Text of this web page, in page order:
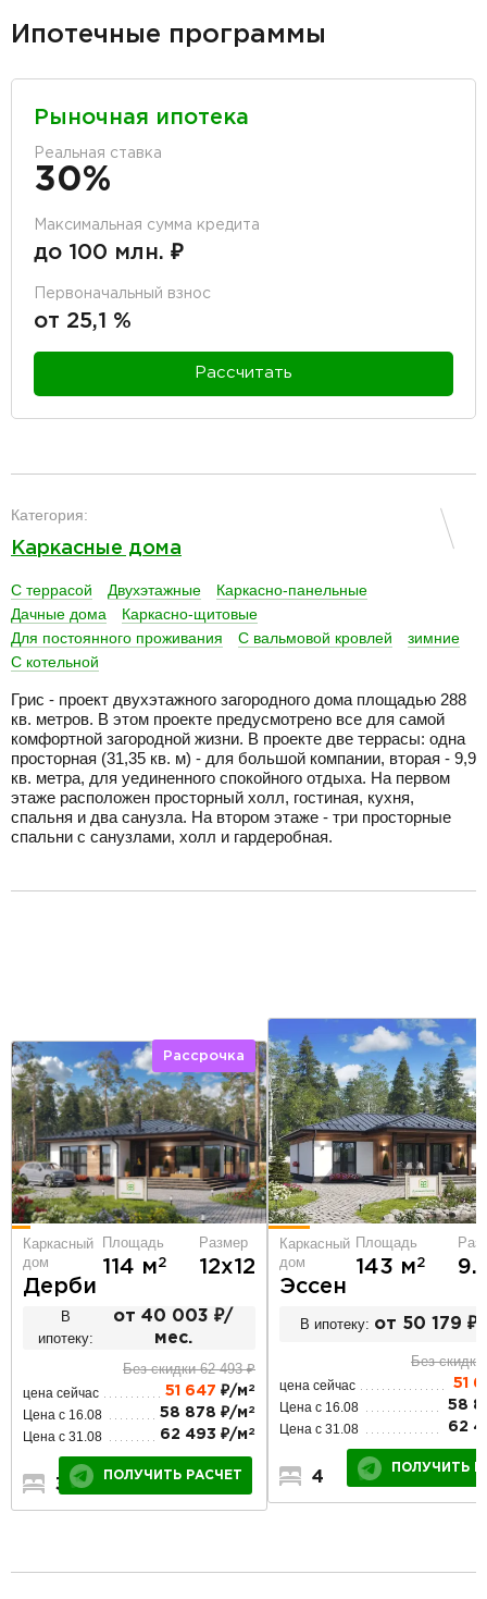
Ипотечные программы
Рыночная ипотека
Реальная ставка
30%
Максимальная сумма кредита
до 100 млн. ₽
Первоначальный взнос
от 25,1 %
Рассчитать
Категория:
Каркасные дома
С террасой Двухэтажные
Каркасно-панельные
Дачные дома
Каркасно-щитовые
Для постоянного проживания
С вальмовой кровлей
зимние
С котельной
Грис - проект двухэтажного загородного дома площадью 288
кв. метров. В этом проекте предусмотрено все для самой
комфортной загородной жизни. В проекте две террасы: одна
просторная (31,35 кв. м) - для большой компании, вторая - 9,9
кв. метра, для уединенного спокойного отдыха. На первом
этаже расположен просторный холл, гостиная, кухня,
спальня и два санузла. На втором этаже - три просторные
спальни с санузлами, холл и гардеробная.
Рассрочка
Каркасный
дом
Дерби
Площадь
114 м2
Размер
12х12
В
ипотеку:
от 40 003 ₽/
мес.
Без скидки 62 493 ₽
цена сейчас 51 647 ₽/м 2
Цена с 16.08 58 878 ₽/м 2
Цена с 31.08 62 493 ₽/м 2
3
ПОЛУЧИТЬ РАСЧЕТ
Каркасный
дом
Эссен
Площадь
143 м2
В ипотеку: от 50 179
Без
цена сейчас 51
Цена с 16.08 58
Цена с 31.08 62
4 2
ПОЛУЧИТЬ